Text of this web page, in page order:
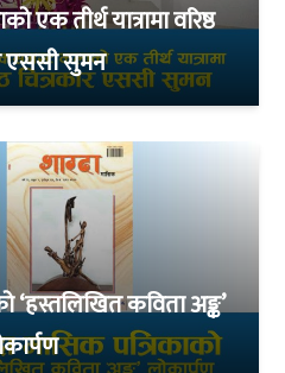
तीर्थ यात्रामा वरिष्ठ
एससी सुमन
‘हस्तलिखित कविता अङ्क’